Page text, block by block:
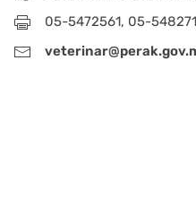
05-5472561, 05-